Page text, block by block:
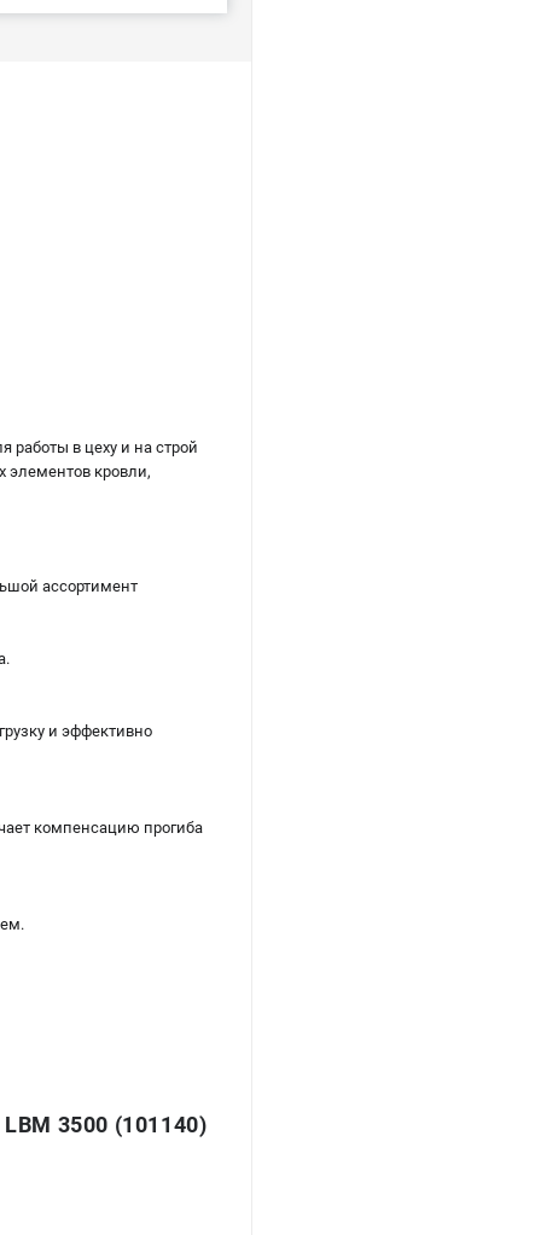
работы в цеху и на строй
элементов кровли,
ассортимент
и эффективно
компенсацию прогиба
3500 (101140)